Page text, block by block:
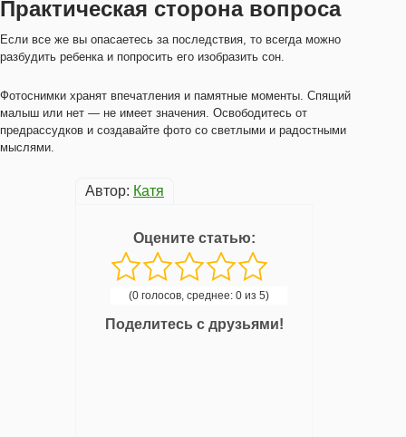
Практическая сторона вопроса
Если все же вы опасаетесь за последствия, то всегда можно
разбудить ребенка и попросить его изобразить сон.
Фотоснимки хранят впечатления и памятные моменты. Спящий
малыш или нет — не имеет значения. Освободитесь от
предрассудков и создавайте фото со светлыми и радостными
мыслями.
Автор: Катя
Оцените статью:
(0 голосов, среднее: 0 из 5)
Поделитесь с друзьями!